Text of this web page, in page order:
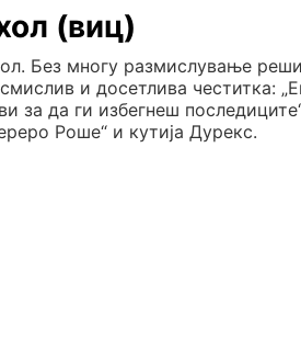
(виц)
Без многу размислување
и досетлива честитка:
за да ги избегнеш
Роше“ и кутија Дурекс.